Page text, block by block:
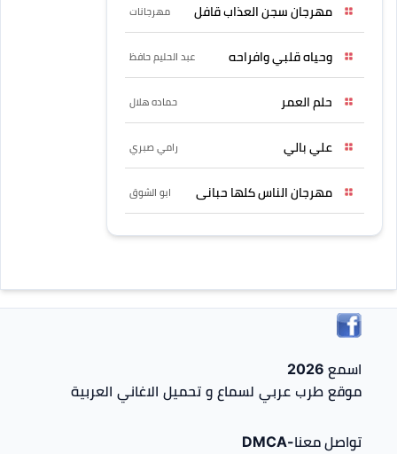
مهرجان سجن العذاب قافل مهرجانات
وحياه قلبي وافراحه عبد الحليم حافظ
حلم العمر حماده هلال
علي بالي رامي صبري
مهرجان الناس كلها حبانى ابو الشوق
اسمع 2026
موقع طرب عربي لسماع و تحميل الاغاني العربية
تواصل معنا-DMCA